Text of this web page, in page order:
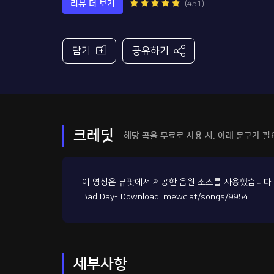
리뷰 더 보기 (451)
담기 공유하기
크레딧 해당 곡을 무료로 사용 시, 아래 문구가 필
이 영상은 뮤팟에서 제공한 음원 소스를 사용했습니다.
Bad Day- Download: mewc.at/songs/9954
세부사항